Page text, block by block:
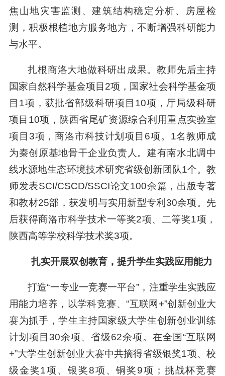
焦山地灾害监测、建筑结构稳定分析、房屋检
测，积极根植地方服务地方，不断增强科研能力
与水平。
扎根商洛大地做科研出成果。教师先后主持
国家自然科学基金项目2项，国家社会科学基金项
目1项，获批省部级科研项目10项，厅局级科研
项目10项，陕西省尾矿资源综合利用重点实验室
项目3项，商洛市科技计划项目6项。1名教师成
为秦创原基地骨干企业负责人。建有南水北调中
线水源地生态环境技术研究省级创新团队1个。教
师发表SCI/CSCD/SSCI论文100余篇，出版专著
和教材25部，获发明与实用新型专利30余项。先
后获得商洛市科学技术一等奖2项、二等奖1项，
陕西高等学校科学技术奖3项。
扎实开展双创教育，提升学生实践应用能力
打造“一专业一竞赛一平台”，注重学生实践应
用能力培养，以学科竞赛、“互联网+”创新创业大
赛为抓手，学生主持国家级大学生创新创业训练
计划项目30余项、省级62余项。在全国“互联网
+”大学生创新创业大赛中共摘得省级银奖1项、校
级金奖1项、银奖8项、铜奖9项；挑战杯竞赛